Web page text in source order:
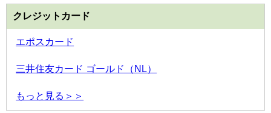
クレジットカード
エポスカード
三井住友カード ゴールド（NL）
もっと見る＞＞